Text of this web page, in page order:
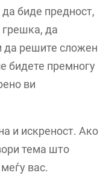
биде предност,
грешка, да
да решите сложен
бидете премногу
ви
и искреност. Ако
тема што
вас.